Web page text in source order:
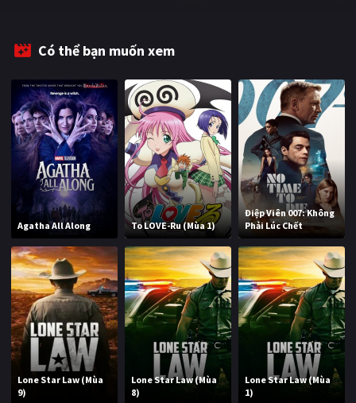
PHIM MỚI
PHIM BỘ
PHIM LẺ
PHIM CHIẾU RẠP
TUYỂN TẬP PHIM
BLOG
Có thể bạn muốn xem
Agatha All Along To LOVE-Ru (Mùa 1)
Điệp Viên 007: Không
Phải Lúc Chết
Lone Star Law (Mùa
9)
Lone Star Law (Mùa
8)
Lone Star Law (Mùa
1)